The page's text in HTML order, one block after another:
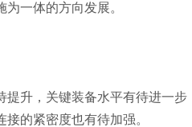
一体的方向发展。
升，关键装备水平有待进一步
的紧密度也有待加强。